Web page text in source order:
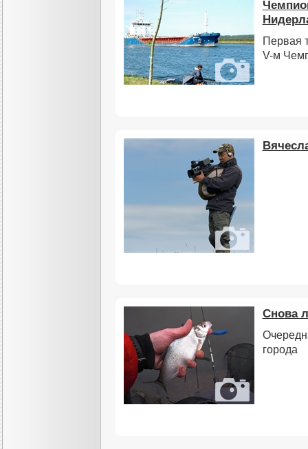
Первая
V-м
Снова
города